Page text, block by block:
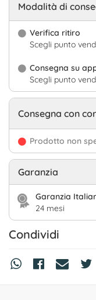
Modalità di
Verifica ritiro
Scegli punto
Consegna su
Scegli punto
Consegna con
Prodotto non
Garanzia
Garanzia
24 mesi
Condividi